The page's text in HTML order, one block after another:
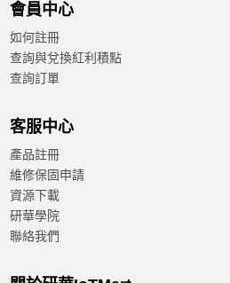
會員中心
如何註冊
查詢與兌換紅利積點
查詢訂單
客服中心
產品註冊
維修保固申請
資源下載
研華學院
聯絡我們